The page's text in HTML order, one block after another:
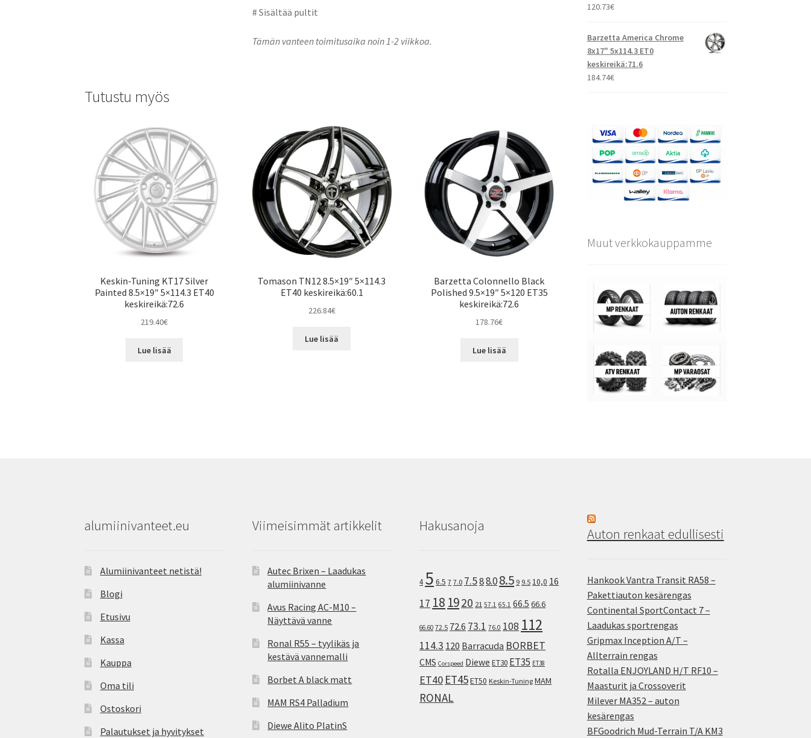
# Sisältää pultit
Tämän vanteen toimitusaika noin 1-2 viikkoa.
Tutustu myös
Keskin-Tuning KT17 Silver
Painted 8.5×19″ 5×114.3 ET40
keskireikä:72.6
219.40€
Lue lisää
Tomason TN12 8.5×19″ 5×114.3
ET40 keskireikä:60.1
226.84€
Lue lisää
Barzetta Colonnello Black
Polished 9.5×19″ 5×120 ET35
keskireikä:72.6
178.76€
Lue lisää
120.73€
Barzetta America Chrome
8x17" 5x114.3 ET0
keskireikä:71.6
184.74€
Muut verkkokauppamme
alumiinivanteet.eu
Alumiinivanteet netistä!
Blogi
Etusivu
Kassa
Kauppa
Oma tili
Ostoskori
Palautukset ja hyvitykset
Viimeisimmät artikkelit
Autec Brixen – Laadukas
alumiinivanne
Avus Racing AC-M10 –
Näyttävä vanne
Ronal R55 – tyylikäs ja
kestävä vannemalli
Borbet A black matt
MAM RS4 Palladium
Diewe Alito PlatinS
Hakusanoja
4 5 6.5 7 7.0 7.588.08.5 9 9.5 10,0 16
17 18 1920 21 57.1 65.1 66.5 66.6
66.60 72.5 72.6 73.1 76.0 108 112
114.3 120 Barracuda BORBET
CMS Corspeed Diewe ET30 ET35 ET38
ET40 ET45ET50 Keskin-Tuning MAM
RONAL
Auton renkaat edullisesti
Hankook Vantra Transit RA58 –
Pakettiauton kesärengas
Continental SportContact 7 –
Laadukas sportrengas
Gripmax Inception A/T –
Allterrain rengas
Rotalla ENJOYLAND H/T RF10 –
Maasturit ja Crossoverit
Milever MA352 – auton
kesärengas
BFGoodrich Mud-Terrain T/A KM3